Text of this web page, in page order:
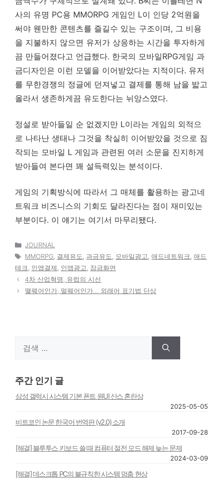
사의 유명 PC용 MMORPG 게임인 L이 인당 2억원을
써야 웬만한 콘텐츠를 즐길수 있는 구조이며, 그 비용
을 지불하지 않으면 유저가 상응하는 시간을 투자하게
끔 만들어졌다고 언급했다. 한국의 모바일RPG게임 과
금디자인은 이런 모델을 이어받았다는 지적이다. 유저
를 무한경쟁의 정글에 던져넣고 결제를 통해 남을 밟고
올라서 생존하게끔 유도한다는 뉘앙스였다.
정설로 받아들일 순 없겠지만 L이라는 게임의 외적으
로 나타난 생태나 그것을 착실히 이어받았을 것으로 짐
작되는 모바일 L 게임과 관련된 여러 소문을 진지하게
받아들여 본다면 꽤 설득력있는 분석이다.
게임의 기획방식에 따라서 그 매체를 활용하는 광고네
트워크 비즈니스의 기회도 달라진다는 점이 재미있는
부분이다. 이 얘기는 여기서 마무리됐다.
카
테
리
JOURNAL
태
그
MMORPG, 결제유도,과금유도, 모바일광고,애드네트워크,애드
테크, 인앱결제 , 인앱광고, 잠금화면
4차 산업혁명, 유럽의 시선
맬웨어인가, 멀웨어인가… 외래어 표기법 단상
주간 인기 글
삼성 갤럭시 시스템 기본 폰트 원UI 산스 혼란상
2025-05-05
비트코인 논문 한국어 번역판 (v2.0) 소개
2017-09-28
[해결] 블루투스 키보드 쓸 때 컴퓨터 절전 모드 해제 늦는 문제
2024-03-09
[해결] 데스크톱 PC의 불규칙한 시스템 멈춤 현상